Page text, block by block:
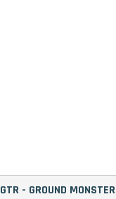
GTR - GROUND MONSTER